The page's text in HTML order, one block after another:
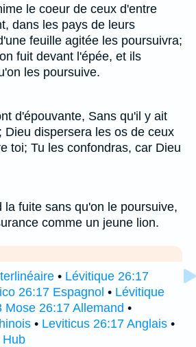
le coeur de ceux d'entre
dans les pays de leurs
feuille agitée les poursuivra;
fuit devant l'épée, et ils
les poursuive.
d'épouvante, Sans qu'il y ait
Dieu dispersera les os de ceux
toi; Tu les confondras, car Dieu
la fuite sans qu'on le poursuive,
comme un jeune lion.
• Lévitique 26:17
26:17 Espagnol • Lévitique
Mose 26:17 Allemand •
• Leviticus 26:17 Anglais •
Hub